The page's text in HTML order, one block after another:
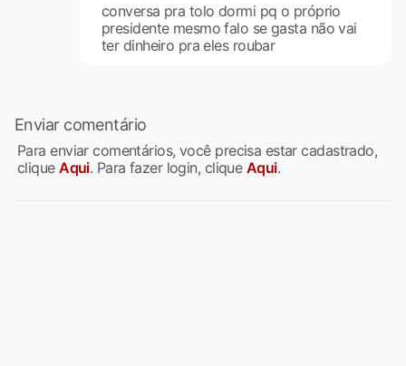
conversa pra tolo dormi pq o próprio
presidente mesmo falo se gasta não vai
ter dinheiro pra eles roubar
Enviar comentário
Para enviar comentários, você precisa estar cadastrado,
cliqueAqui. Para fazer login, clique Aqui.